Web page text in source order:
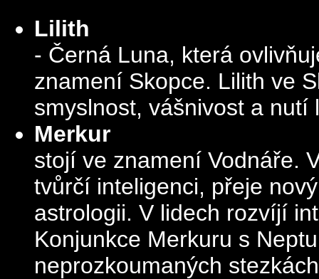
Lilith
- Černá Luna, která
znamení Skopce. Lilith ve
smyslnost, vášnivost a
Merkur
stojí ve znamení Vodnáře.
tvůrčí inteligenci, přeje
astrologii. V lidech rozvíjí
Konjunkce Merkuru s
neprozkoumaných